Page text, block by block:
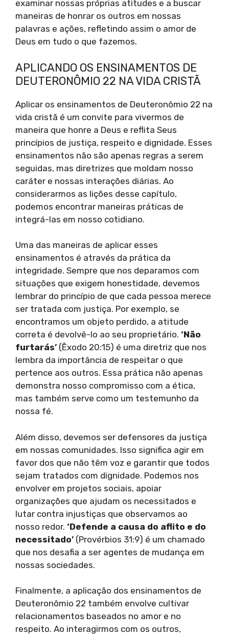
examinar nossas próprias atitudes e a buscar
maneiras de honrar os outros em nossas
palavras e ações, refletindo assim o amor de
Deus em tudo o que fazemos.
APLICANDO OS ENSINAMENTOS DE
DEUTERONÔMIO 22 NA VIDA CRISTÃ
Aplicar os ensinamentos de Deuteronômio 22 na
vida cristã é um convite para vivermos de
maneira que honre a Deus e reflita Seus
princípios de justiça, respeito e dignidade. Esses
ensinamentos não são apenas regras a serem
seguidas, mas diretrizes que moldam nosso
caráter e nossas interações diárias. Ao
considerarmos as lições desse capítulo,
podemos encontrar maneiras práticas de
integrá-las em nosso cotidiano.
Uma das maneiras de aplicar esses
ensinamentos é através da prática da
integridade. Sempre que nos deparamos com
situações que exigem honestidade, devemos
lembrar do princípio de que cada pessoa merece
ser tratada com justiça. Por exemplo, se
encontramos um objeto perdido, a atitude
correta é devolvê-lo ao seu proprietário. ‘Não
furtarás’ (Êxodo 20:15) é uma diretriz que nos
lembra da importância de respeitar o que
pertence aos outros. Essa prática não apenas
demonstra nosso compromisso com a ética,
mas também serve como um testemunho da
nossa fé.
Além disso, devemos ser defensores da justiça
em nossas comunidades. Isso significa agir em
favor dos que não têm voz e garantir que todos
sejam tratados com dignidade. Podemos nos
envolver em projetos sociais, apoiar
organizações que ajudam os necessitados e
lutar contra injustiças que observamos ao
nosso redor. ‘Defende a causa do aflito e do
necessitado’ (Provérbios 31:9) é um chamado
que nos desafia a ser agentes de mudança em
nossas sociedades.
Finalmente, a aplicação dos ensinamentos de
Deuteronômio 22 também envolve cultivar
relacionamentos baseados no amor e no
respeito. Ao interagirmos com os outros,